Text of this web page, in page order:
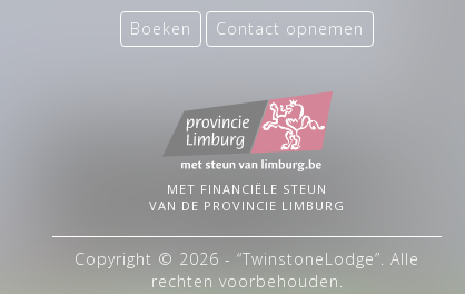
Boeken Contact opnemen
MET FINANCIËLE STEUN
VAN DE PROVINCIE LIMBURG
Copyright © 2026 - “TwinstoneLodge”. Alle
rechten voorbehouden.